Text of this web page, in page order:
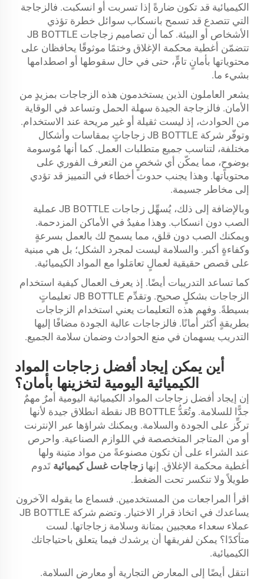
الكيميائية قد تكون ضارةً إذا تسربت أو انسكبت. فالزجاجة
التي تتصدع قد تسمح بانسكاب سوائل خطرة تؤذي
الأشخاص أو البيئة. كما أن تصاميم زجاجات JB BOTTLE
تتضمّن أغطية محكمة الإغلاق وختمًا موثوقًا يحافظان على
محتوياتها بأمانٍ تامٍّ، حتى في حال سقوطها أو اصطدامها
بشيء ما.
يشعر العاملون الذين يستخدمون هذه الزجاجات بمزيدٍ من
الأمان. فالزجاجة الجيدة سهلة الحمل وتساعد في الوقاية
من الحوادث، إذ ليست ثقيلة أو غير مريحة عند الاستخدام.
وتوفّر شركة JB BOTTLE زجاجاتٍ بمقاسات وأشكال
مختلفة، لتناسب جميع متطلبات العمل. كما أنها مُوسومة
بوضوحٍ، مما يمكّن أي شخصٍ من التعرف الفوري على
محتوياتها. وهذا يجنب حدوث أخطاء في التمييز قد تؤدي
إلى مخاطر جسيمة.
وبالإضافة إلى ذلك، يُسهِّل زجاجات JB BOTTLE عملية
الصب دون انسكاب. وهذا مفيدٌ في الأماكن المزدحمة.
ويمكنك الصب دون قلق، مما يسمح لك بالعمل بسرعةٍ
وكفاءةٍ أكبر. والسلامة ليست لمجرد الشكل؛ بل هي مبنية
على قصص حقيقية لعمالٍ تعامَلوا مع المواد الكيميائية.
كما تساعد التدريبات أيضًا. إذ يعرف العمال كيفية استخدام
الزجاجات بشكلٍ صحيح. وتقدِّم JB BOTTLE تعليماتٍ
بسيطةً. وفهم هذه التعليمات يعني استخدام الزجاجات
بطريقةٍ أكثر أمانًا. فالزجاجات عالية الجودة مضافًا إليها
التدريب يسهمان في منع الحوادث وضمان سلامة الجميع.
أين يمكن إيجاد أفضل زجاجات المواد
الكيميائية اليومية لتخزينها بأمان؟
إن إيجاد أفضل زجاجات المواد الكيميائية اليومية أمرٌ مهمٌ
جدًّا للسلامة. وتُعَدُّ JB BOTTLE نقطة انطلاق جيدة لأنها
تركِّز على الجودة والسلامة. ويمكنك شراؤها عبر الإنترنت
أو من المتاجر المتخصصة في اللوازم الصناعية. واحرص
عند الشراء على أن تكون مصنوعةً من مواد متينة ولها
أغطية محكمة الإغلاق. إنها زجاجات غسل كيميائية تَدوم
طويلاً ولا تنكسر تحت الضغط.
اقرأ المراجعات من المستخدمين. فسماع ما يقوله الآخرون
يساعدك في اتخاذ قرار الاختيار. وتضم شركة JB BOTTLE
عملاء سعداء معجبين بمتانة وسلامة زجاجاتها. لست
متأكدًا؟ يمكن لفريقها أن يرشدك فيما يتعلق باحتياجاتك
الكيميائية.
انتقل أيضًا إلى المعارض التجارية أو معارض السلامة.